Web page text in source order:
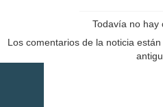
Todavía no hay
Los comentarios de la noticia